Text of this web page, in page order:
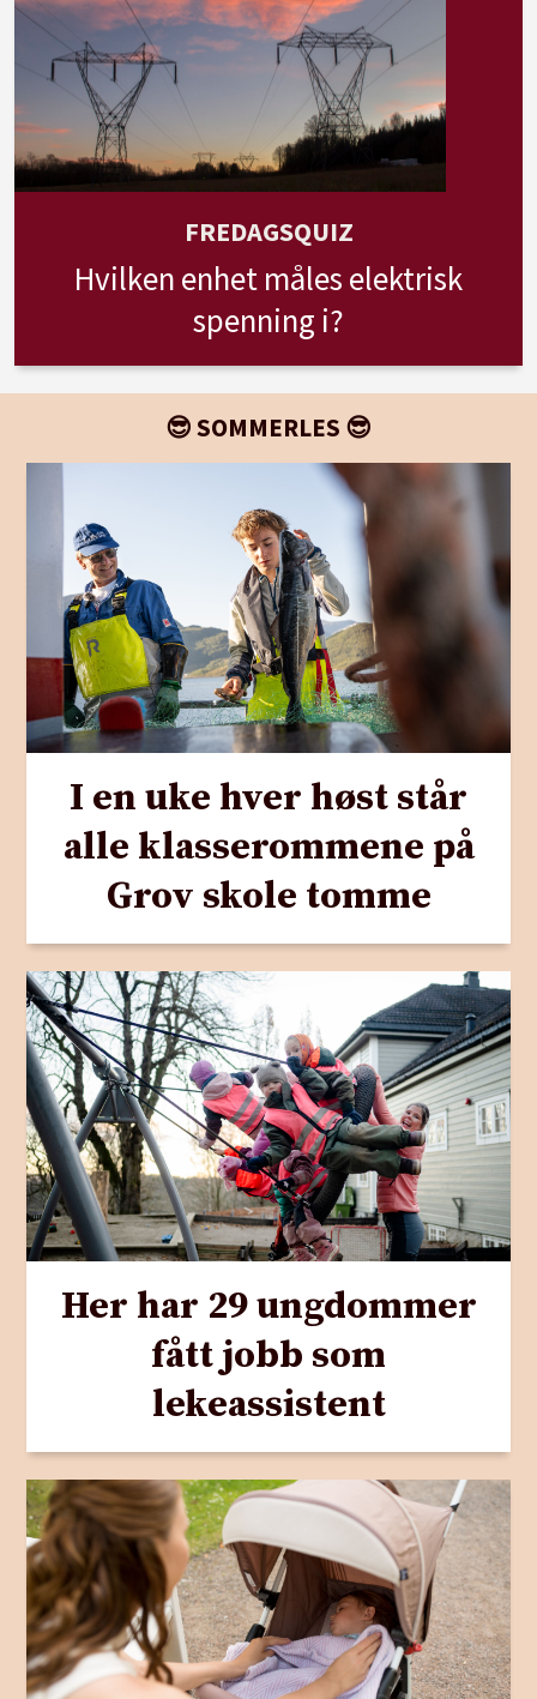
FREDAGSQUIZ
Hvilken enhet måles elektrisk
spenning i?
😎 SOMMERLES 😎
I en uke hver høst står
alle klasserommene på
Grov skole tomme
Her har 29 ungdommer
fått jobb som
lekeassistent